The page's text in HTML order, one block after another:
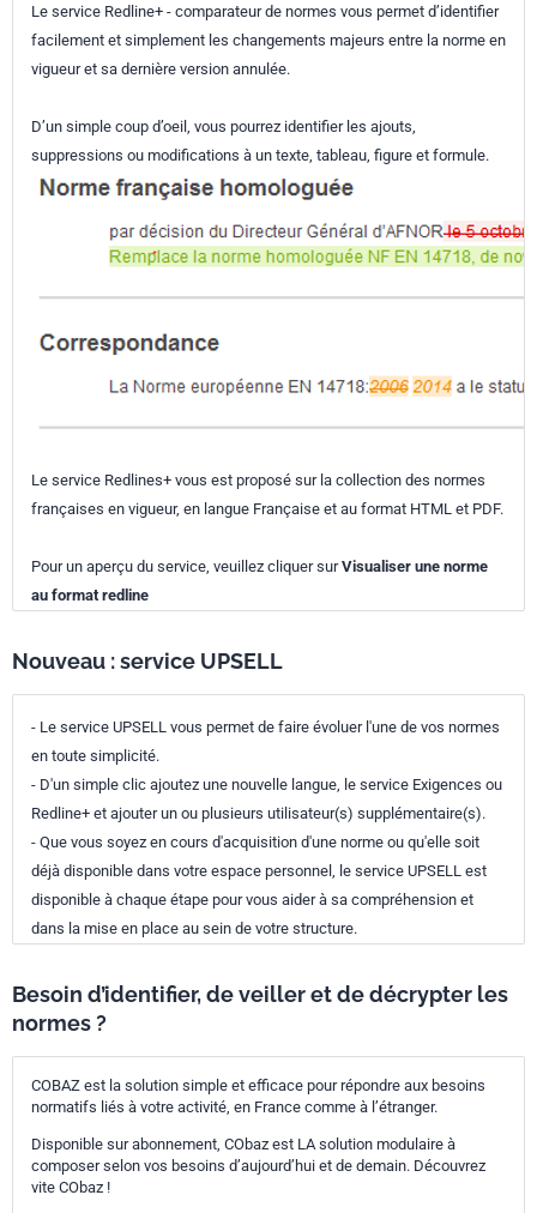
Le service Redline+ - comparateur de normes vous permet d’identifier
facilement et simplement les changements majeurs entre la norme en
vigueur et sa dernière version annulée.
D’un simple coup d’oeil, vous pourrez identifier les ajouts,
suppressions ou modifications à un texte, tableau, figure et formule.
Le service Redlines+ vous est proposé sur la collection des normes
françaises en vigueur, en langue Française et au format HTML et PDF.
Pour un aperçu du service, veuillez cliquer surVisualiser une norme
au format redline
Nouveau : service UPSELL
- Le service UPSELL vous permet de faire évoluer l'une de vos normes
en toute simplicité.
- D'un simple clic ajoutez une nouvelle langue, le service Exigences ou
Redline+ et ajouter un ou plusieurs utilisateur(s) supplémentaire(s).
- Que vous soyez en cours d'acquisition d'une norme ou qu'elle soit
déjà disponible dans votre espace personnel, le service UPSELL est
disponible à chaque étape pour vous aider à sa compréhension et
dans la mise en place au sein de votre structure.
Besoin d’identifier, de veiller et de décrypter les
normes ?
COBAZ est la solution simple et efficace pour répondre aux besoins
normatifs liés à votre activité, en France comme à l’étranger.
Disponible sur abonnement, CObaz est LA solution modulaire à
composer selon vos besoins d’aujourd’hui et de demain. Découvrez
vite CObaz !